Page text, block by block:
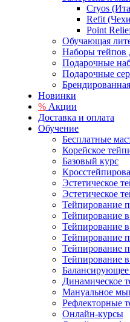
Cryos
Refit
Point
Обучающая
Наборы тейпов
Подарочные
Подарочные
Новинки
% Акции
Доставка и оплата
Обучение
Бесплатные
Корейское
Базовый курс
Эстетическое
Эстетическое
Тейпирование
Тейпирование
Тейпирование
Тейпирование
Тейпирование
Тейпирование
Динамическое
Мануальное
Рефлекторные
Онлайн-курсы